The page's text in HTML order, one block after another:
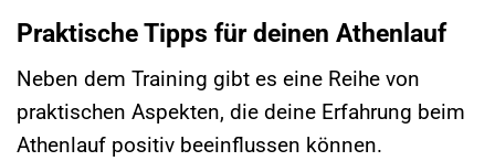
Praktische Tipps für deinen Athenlauf
Neben dem Training gibt es eine Reihe von
praktischen Aspekten, die deine Erfahrung beim
Athenlauf positiv beeinflussen können.